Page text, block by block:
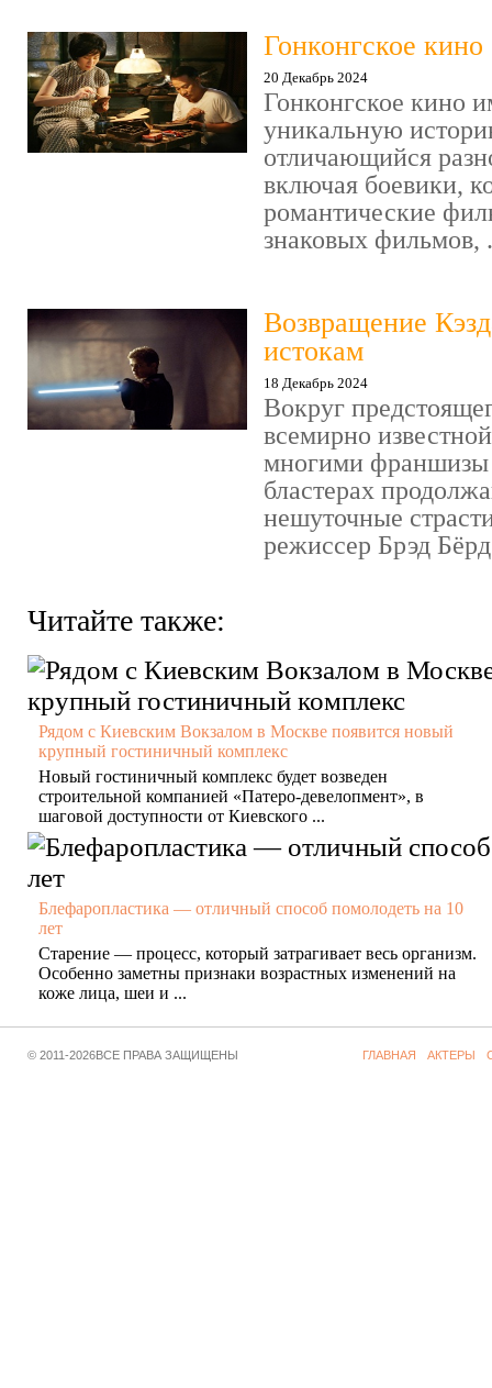
Гонконгское кино
20 Декабрь 2024
Гонконгское кино
уникальную
отличающийся
включая боевики,
романтические
знаковых фильмов,
Возвращение
истокам
18 Декабрь 2024
Вокруг
всемирно
многими франшизы
бластерах
нешуточные
режиссер Брэд
Читайте также:
Рядом с Киевским Вокзалом в Москве появится новый
крупный гостиничный комплекс
Новый гостиничный комплекс будет возведен
строительной компанией «Патеро-девелопмент», в
шаговой доступности от Киевского ...
Блефаропластика — отличный способ помолодеть на 10
лет
Старение — процесс, который затрагивает весь организм.
Особенно заметны признаки возрастных изменений на
коже лица, шеи и ...
© 2011-2026ВСЕ ПРАВА ЗАЩИЩЕНЫ ГЛАВНАЯ АКТЕРЫ